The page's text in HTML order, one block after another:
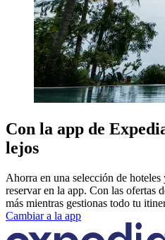
Con la app de
lejos
Ahorra en una selección de
reservar en la app. Con las ofertas
más mientras gestionas todo tu
Cambiar a la app